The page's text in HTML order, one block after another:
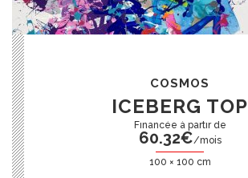
COSMOS
ICEBERG TOP
60.32€/mois
100 × 100 cm